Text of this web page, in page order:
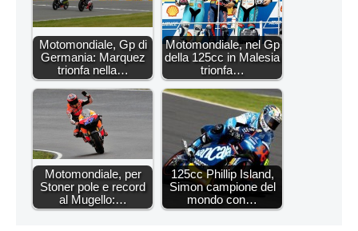
Motomondiale, Gp di
Germania: Marquez
trionfa nella…
Motomondiale, nel Gp
della 125cc in Malesia
trionfa…
Motomondiale, per
Stoner pole e record
al Mugello:…
125cc Phillip Island,
Simon campione del
mondo con…